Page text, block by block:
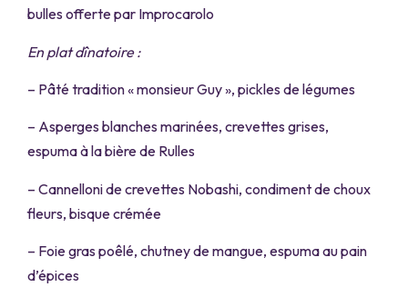
bulles offerte par Improcarolo
En plat dînatoire :
– Pâté tradition « monsieur Guy », pickles de légumes
– Asperges blanches marinées, crevettes grises,
espuma à la bière de Rulles
– Cannelloni de crevettes Nobashi, condiment de choux
fleurs, bisque crémée
– Foie gras poêlé, chutney de mangue, espuma au pain
d’épices